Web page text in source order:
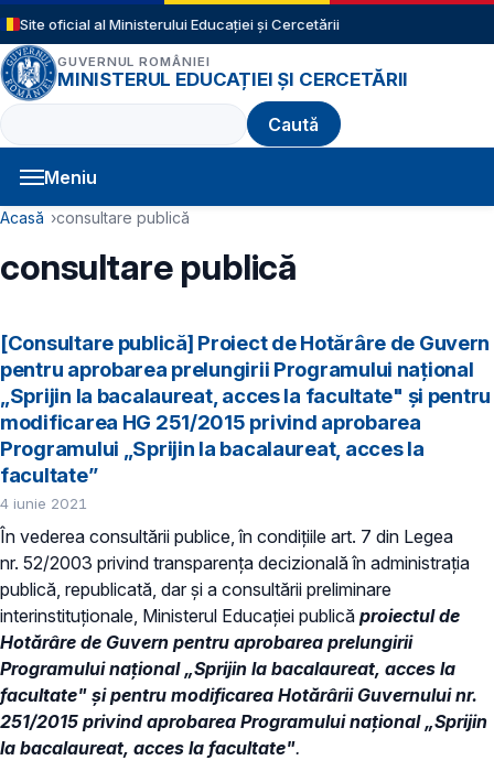
Sari la conținutul principal
Site oficial al Ministerului Educației și Cercetării
GUVERNUL ROMÂNIEI
MINISTERUL EDUCAȚIEI ȘI CERCETĂRII
Caută
Meniu
Navigație principală
Cale de navigare
Acasă consultare publică
consultare publică
[Consultare publică] Proiect de Hotărâre de Guvern
pentru aprobarea prelungirii Programului naţional
„Sprijin la bacalaureat, acces la facultate" și pentru
modificarea HG 251/2015 privind aprobarea
Programului „Sprijin la bacalaureat, acces la
facultate”
4 iunie 2021
În vederea consultării publice, în condiţiile art. 7 din Legea
nr. 52/2003 privind transparenţa decizională în administraţia
publică, republicată, dar și a consultării preliminare
interinstituționale, Ministerul Educaţiei publică proiectul de
Hotărâre de Guvern pentru aprobarea prelungirii
Programului naţional „Sprijin la bacalaureat, acces la
facultate" și pentru modificarea Hotărârii Guvernului nr.
251/2015 privind aprobarea Programului naţional „Sprijin
la bacalaureat, acces la facultate".